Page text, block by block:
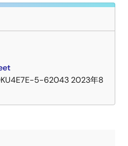
5-62043 2023年8